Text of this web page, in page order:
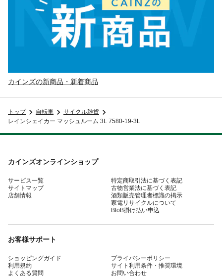
カインズの新商品・新着商品
トップ 自転車
サイクル雑貨
レインシェイカー マッシュルーム 3L 7580-19-3L
カインズオンラインショップ
サービス一覧
サイトマップ
店舗情報
特定商取引法に基づく表記
古物営業法に基づく表記
酒類販売管理者標識の掲示
家電リサイクルについて
BtoB掛け払い申込
お客様サポート
ショッピングガイド
利用規約
よくある質問
プライバシーポリシー
サイト利用条件・推奨環境
お問い合わせ